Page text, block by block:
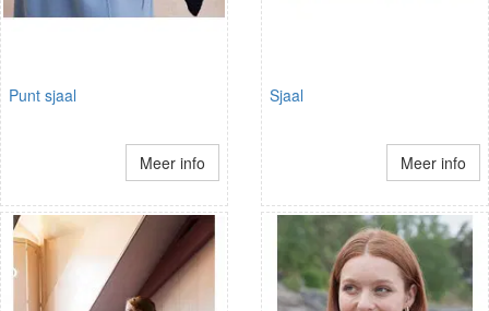
Punt sjaal
Meer info
Sjaal
Meer info